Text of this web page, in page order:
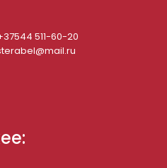
511-60-20